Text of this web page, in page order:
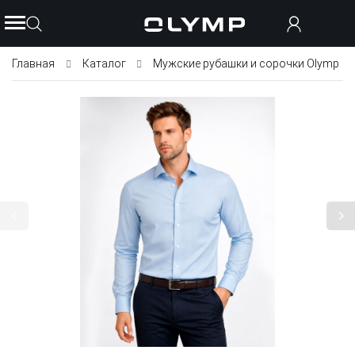
Главная Каталог Мужские рубашки и сорочки Olymp